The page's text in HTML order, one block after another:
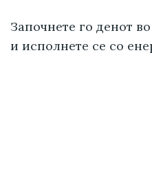
Започнете го денот
и исполнете се со